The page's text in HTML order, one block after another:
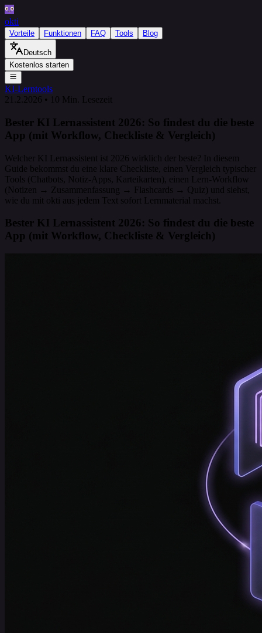
okti
Vorteile Funktionen FAQ Tools Blog
Deutsch
Kostenlos starten
KI-Lerntools
21.2.2026 • 10 Min. Lesezeit
Bester KI Lernassistent 2026: So findest du die beste
App (mit Workflow, Checkliste & Vergleich)
Welcher KI Lernassistent ist 2026 wirklich der beste? In diesem
Guide bekommst du eine klare Checkliste, einen Vergleich typischer
Tools (Chatbots, Notiz-Apps, Karteikarten), einen Lern-Workflow
(Notizen → Zusammenfassung → Flashcards → Quiz) und siehst,
wie du mit okti aus jedem Text sofort Lernmaterial machst.
Bester KI Lernassistent 2026: So findest du die beste
App (mit Workflow, Checkliste & Vergleich)